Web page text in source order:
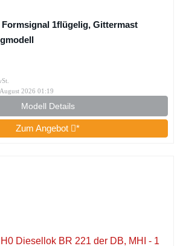
Formsignal 1flügelig, Gittermast
2026 01:19
Modell Details
Zum Angebot *